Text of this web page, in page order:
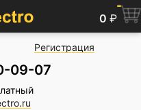
0 ₽
Регистрация
09-07